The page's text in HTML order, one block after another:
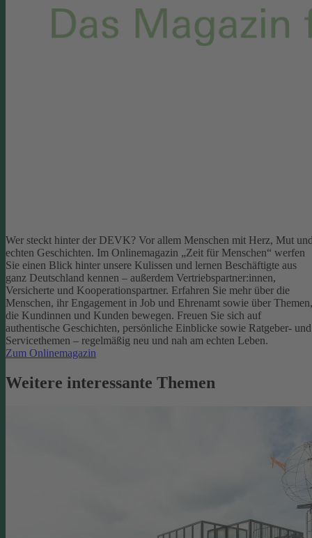
Wer steckt hinter der DEVK? Vor allem Menschen mit Herz, Mut
echten Geschichten. Im Onlinemagazin „Zeit für Menschen“ werfen
Sie einen Blick hinter unsere Kulissen und lernen Beschäftigte aus
ganz Deutschland kennen – außerdem Vertriebspartner:innen,
Versicherte und Kooperationspartner. Erfahren Sie mehr über die
Menschen, ihr Engagement in Job und Ehrenamt sowie über Themen,
die Kundinnen und Kunden bewegen. Freuen Sie sich auf
authentische Geschichten, persönliche Einblicke sowie Ratgeber- und
Servicethemen – regelmäßig neu und nah am echten Leben.
Zum Onlinemagazin
Weitere interessante Themen